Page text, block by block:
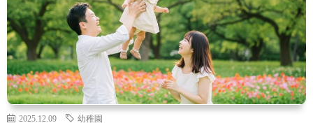
2025.12.09 幼稚園